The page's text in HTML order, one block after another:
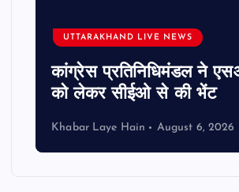
UTTARAKHAND LIVE NEWS
कांग्रेस प्रतिनिधिमंडल ने
को लेकर सीईओ से की भेंट
Khabar Laye Hain August 6, 2026